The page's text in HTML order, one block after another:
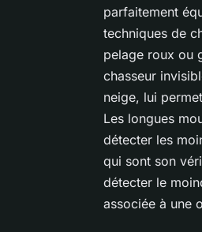
parfaitement
techniques de
pelage roux ou
chasseur
neige, lui
Les longues
détecter les
qui sont son
détecter le
associée à une